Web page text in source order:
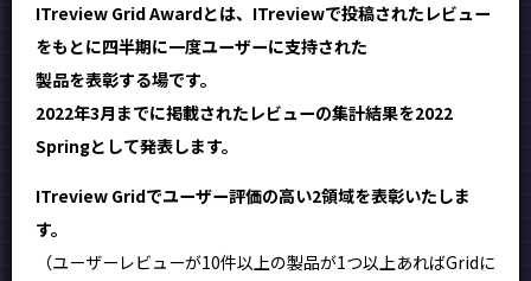
ITreview Grid Awardとは、ITreviewで投稿されたレビュー
をもとに四半期に一度ユーザーに支持された
製品を表彰する場です。
2022年3月までに掲載されたレビューの集計結果を2022
Springとして発表します。
ITreview Gridでユーザー評価の高い2領域を表彰いたしま
す。
（ユーザーレビューが10件以上の製品が1つ以上あればGridに